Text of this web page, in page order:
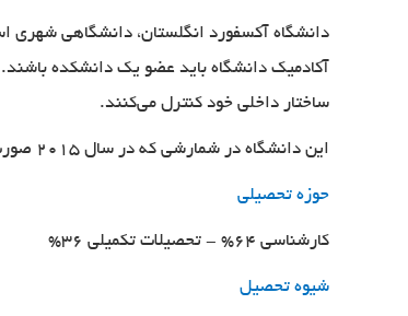
دانشگاه آکسفورد انگلستان، دانشگاهی شهری
ساختار داخلی خود کنترل می‌کنند.
این دانشگاه در شمارشی که در سال 2015 صورت گرفت دارای 26,005 دانشجو می‌باشد که به تفکیک زیر می‌باشند:
حوزه تحصیلی
کارشناسی 64% - تحصیلات تکمیلی 36%
شیوه تحصیل